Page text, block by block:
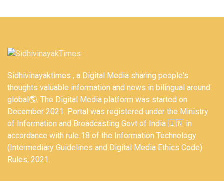
Sidhivinayaktimes , a Digital Media sharing people's
thoughts valuable information and news in bilingual around
global🌎. The Digital Media platform was started on
December 2021. Portal was registered under the Ministry
of Information and Broadcasting Govt of India 🇮🇳 in
accordance with rule 18 of the Information Technology
(Intermediary Guidelines and Digital Media Ethics Code)
Rules, 2021.